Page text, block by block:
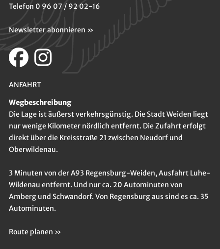
Telefon 0 96 07 / 92 02-16
Newsletter abonnieren »
ANFAHRT
Wegbeschreibung
Die Lage ist äußerst verkehrsgünstig. Die Stadt Weiden liegt
nur wenige Kilometer nördlich entfernt. Die Zufahrt erfolgt
direkt über die Kreisstraße 21 zwischen Neudorf und
Oberwildenau.
3 Minuten von der A93 Regensburg-Weiden, Ausfahrt Luhe-
Wildenau entfernt. Und nur ca. 20 Autominuten von
Amberg und Schwandorf. Von Regensburg aus sind es ca. 35
Autominuten.
Route planen »